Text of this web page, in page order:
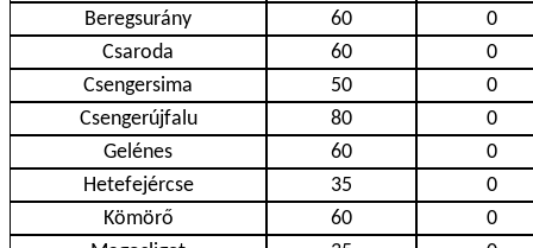
Beregsurány
60
0
Csaroda
60
0
Csengersima
50
0
Csengerújfalu
80
0
Gelénes
60
0
Hetefejércse
35
0
Kömörő
60
0